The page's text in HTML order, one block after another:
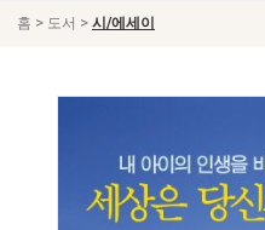
홈 > 도서 > 시/에세이